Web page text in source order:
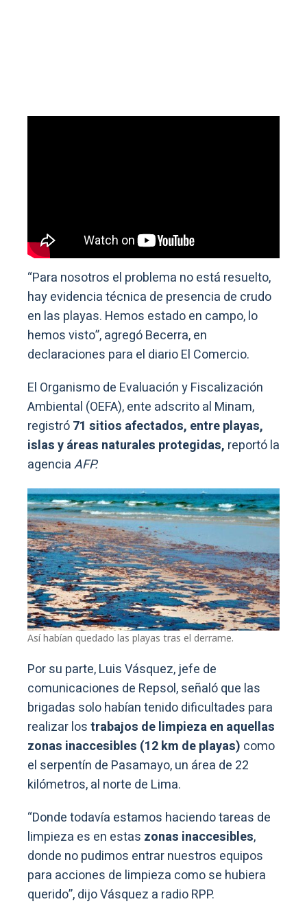
“Para nosotros el problema no está resuelto,
hay evidencia técnica de presencia de crudo
en las playas. Hemos estado en campo, lo
hemos visto”, agregó Becerra, en
declaraciones para el diario El Comercio.
El Organismo de Evaluación y Fiscalización
Ambiental (OEFA), ente adscrito al Minam,
registró71 sitios afectados, entre playas,
islas y áreas naturales protegidas, reportó la
agenciaAFP.
Así habían quedado las playas tras el derrame.
Por su parte, Luis Vásquez, jefe de
comunicaciones de Repsol, señaló que las
brigadas solo habían tenido dificultades para
realizar lostrabajos de limpieza en aquellas
zonas inaccesibles (12 km de playas) como
el serpentín de Pasamayo, un área de 22
kilómetros, al norte de Lima.
“Donde todavía estamos haciendo tareas de
limpieza es en estas zonas inaccesibles,
donde no pudimos entrar nuestros equipos
para acciones de limpieza como se hubiera
querido”, dijo Vásquez a radio RPP.